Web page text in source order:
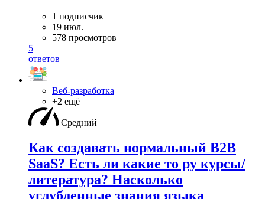
1 подписчик
19 июл.
578 просмотров
5
ответов
Веб-разработка
+2 ещё
Средний
Как создавать нормальный B2B
SaaS? Есть ли какие то ру курсы/
литература? Насколько
углубленные знания языка